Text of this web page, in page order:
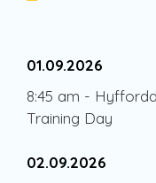
01.09.2026
8:45 am -
Training Day
02.09.2026